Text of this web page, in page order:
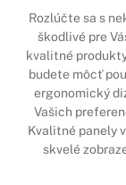
Rozlúčte sa s
škodlivé pre
kvalitné
budete môcť
ergonomický
Vašich
Kvalitné panely
skvelé